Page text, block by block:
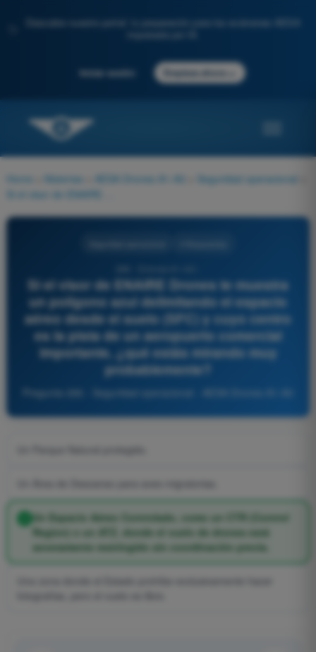
Descubre nuestro portal: tu preparación para los exámenes AESA
Iniciar sesión Empieza ahora
Home Materias AESA Drones A1-A3 Seguridad operacional
Si el visor de ENAIRE Drones te muestra
un polígono azul delimitando el espacio
aéreo desde el suelo (SFC) y cuyo centro
es la pista de un aeropuerto comercial
importante, ¿qué estás mirando muy
probablemente?
Pregunta 266 - Seguridad operacional - AESA Drones A1-A3
Un Espacio Aéreo Controlado, como un CTR (Control
Region) o un ATZ, donde el vuelo de drones está
severamente restringido sin coordinación previa.